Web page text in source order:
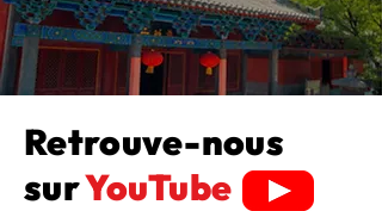
Retrouve-nous
surYouTube